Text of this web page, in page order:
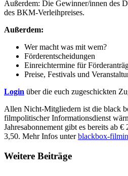
Außerdem: Die Gewinner/innen des
des BKM-Verleihpreises.
Außerdem:
Wer macht was mit wem?
Förderentscheidungen
Einreichtermine für
Preise, Festivals und
Login über die euch zugeschickten
Allen Nicht-Mitgliedern ist die black
filmpolitischer Informationsdienst
Jahresabonnement gibt es bereits ab
3,50. Mehr Infos unterblackbox-
Weitere Beiträge